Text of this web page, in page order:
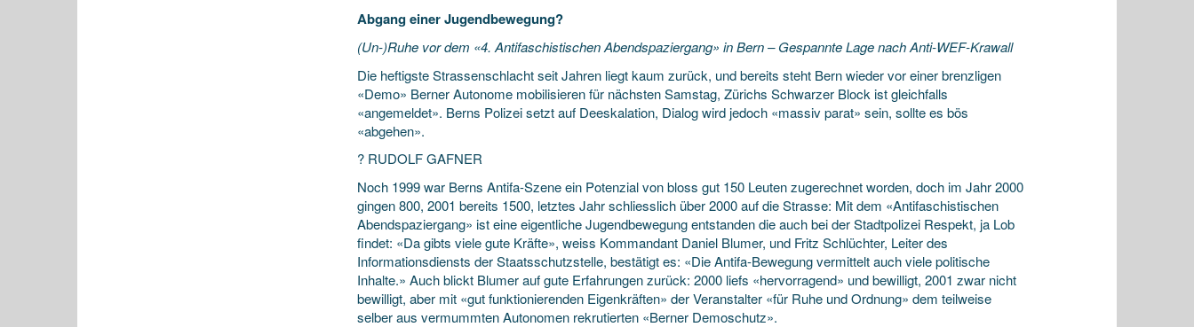
Abgang einer Jugendbewegung?
(Un-)Ruhe vor dem «4. Antifaschistischen Abendspaziergang» in Bern – Gespannte Lage nach Anti-WEF-Krawall
Die heftigste Strassenschlacht seit Jahren liegt kaum zurück, und bereits steht Bern wieder vor einer brenzligen
«Demo» Berner Autonome mobilisieren für nächsten Samstag, Zürichs Schwarzer Block ist gleichfalls
«angemeldet». Berns Polizei setzt auf Deeskalation, Dialog wird jedoch «massiv parat» sein, sollte es bös
«abgehen».
? RUDOLF GAFNER
Noch 1999 war Berns Antifa-Szene ein Potenzial von bloss gut 150 Leuten zugerechnet worden, doch im Jahr 2000
gingen 800, 2001 bereits 1500, letztes Jahr schliesslich über 2000 auf die Strasse: Mit dem «Antifaschistischen
Abendspaziergang» ist eine eigentliche Jugendbewegung entstanden die auch bei der Stadtpolizei Respekt, ja Lob
findet: «Da gibts viele gute Kräfte», weiss Kommandant Daniel Blumer, und Fritz Schlüchter, Leiter des
Informationsdiensts der Staatsschutzstelle, bestätigt es: «Die Antifa-Bewegung vermittelt auch viele politische
Inhalte.» Auch blickt Blumer auf gute Erfahrungen zurück: 2000 liefs «hervorragend» und bewilligt, 2001 zwar nicht
bewilligt, aber mit «gut funktionierenden Eigenkräften» der Veranstalter «für Ruhe und Ordnung» dem teilweise
selber aus vermummten Autonomen rekrutierten «Berner Demoschutz».